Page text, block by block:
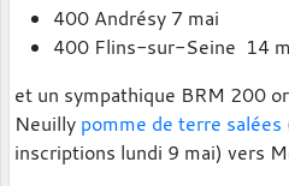
400 Andrésy 7 mai
400 Flins-sur-Seine 14
et un sympathique BRM 200
Neuilly pomme de terre salées
inscriptions lundi 9 mai) vers